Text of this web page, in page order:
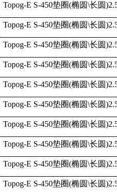
Topog-E S-450垫圈(椭圆\长圆
Topog-E S-450垫圈(椭圆\长圆
Topog-E S-450垫圈(椭圆\长圆
Topog-E S-450垫圈(椭圆\长圆
Topog-E S-450垫圈(椭圆\长圆
Topog-E S-450垫圈(椭圆\长圆
Topog-E S-450垫圈(椭圆\长圆
Topog-E S-450垫圈(椭圆\长圆
Topog-E S-450垫圈(椭圆\长圆
Topog-E S-450垫圈(椭圆\长圆